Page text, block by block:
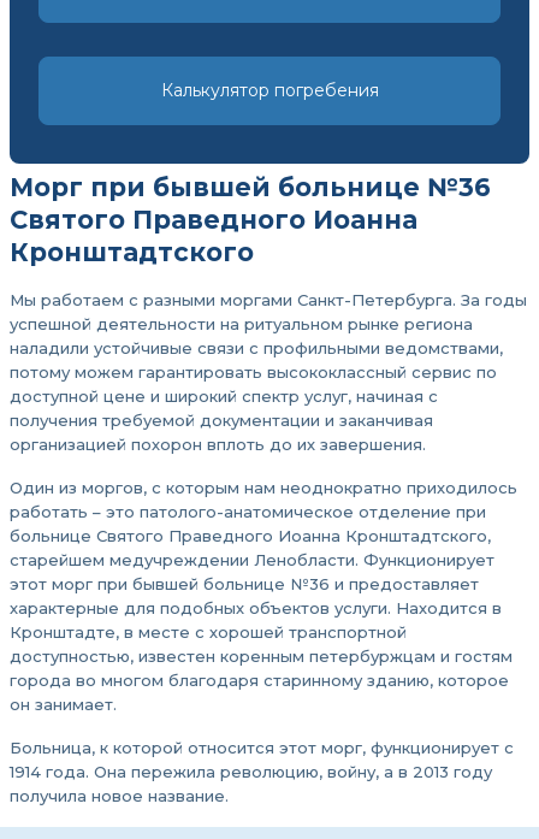
Калькулятор погребения
Морг при бывшей больнице №36
Святого Праведного Иоанна
Кронштадтского
Мы работаем с разными моргами Санкт-Петербурга. За годы
успешной деятельности на ритуальном рынке региона
наладили устойчивые связи с профильными ведомствами,
потому можем гарантировать высококлассный сервис по
доступной цене и широкий спектр услуг, начиная с
получения требуемой документации и заканчивая
организацией похорон вплоть до их завершения.
Один из моргов, с которым нам неоднократно приходилось
работать – это патолого-анатомическое отделение при
больнице Святого Праведного Иоанна Кронштадтского,
старейшем медучреждении Ленобласти. Функционирует
этот морг при бывшей больнице №36 и предоставляет
характерные для подобных объектов услуги. Находится в
Кронштадте, в месте с хорошей транспортной
доступностью, известен коренным петербуржцам и гостям
города во многом благодаря старинному зданию, которое
он занимает.
Больница, к которой относится этот морг, функционирует с
1914 года. Она пережила революцию, войну, а в 2013 году
получила новое название.